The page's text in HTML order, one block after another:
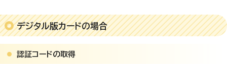
デジタル版カードの場合
認証コードの取得